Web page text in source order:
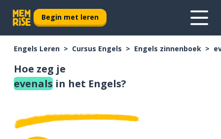
Begin met leren
Engels Leren Cursus Engels Engels zinnenboek
Hoe zeg je
evenals in het Engels?